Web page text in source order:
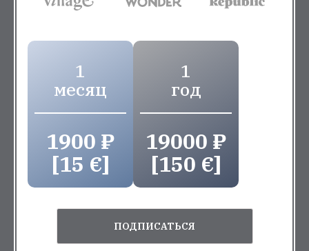
1
месяц
1900 ₽
[15 €]
1
год
19000 ₽
[150 €]
ПОДПИСАТЬСЯ